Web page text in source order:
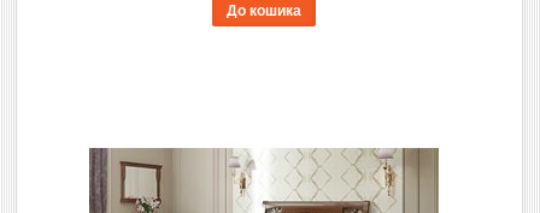
До кошика